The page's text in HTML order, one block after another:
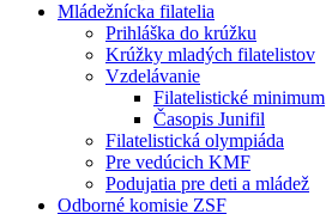
Mládežnícka filatelia
Prihláška do krúžku
Krúžky mladých filatelistov
Vzdelávanie
Filatelistické minimum
Časopis Junifil
Filatelistická olympiáda
Pre vedúcich KMF
Podujatia pre deti a mládež
Odborné komisie ZSF